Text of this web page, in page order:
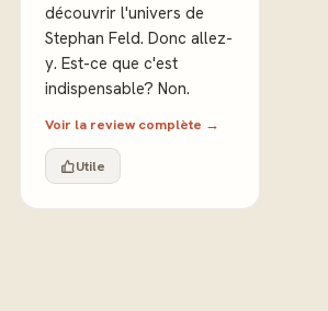
découvrir l'univers de
Stephan Feld. Donc allez-
y. Est-ce que c'est
indispensable? Non.
Voir la review complète →
Utile